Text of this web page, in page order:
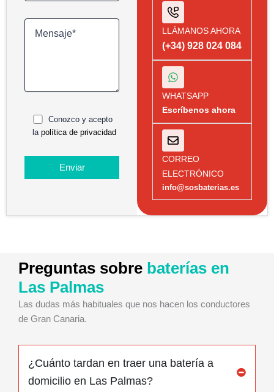
LLÁMANOS AHORA
(+34) 928 024 084
WHATSAPP
Escríbenos ahora
CORREO
ELECTRÓNICO
info@sosbaterias.es
Conozco y acepto
la política de privacidad
Preguntas sobre baterías en
Las Palmas
Las dudas más habituales que nos hacen los conductores
de Gran Canaria.
¿Cuánto tardan en traer una batería a
domicilio en Las Palmas?